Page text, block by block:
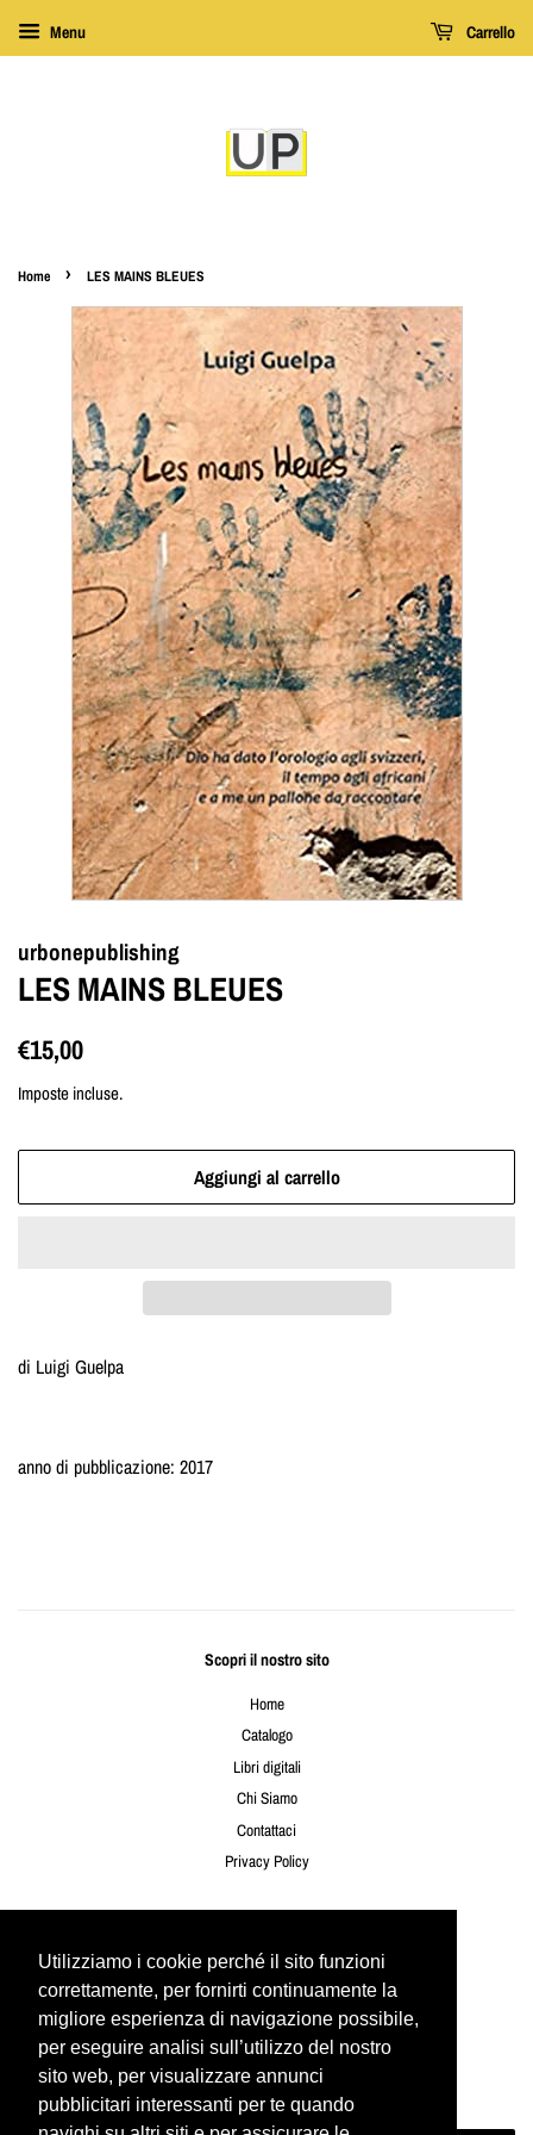
Utilizziamo i cookie perché il sito funzioni
correttamente, per fornirti continuamente la
migliore esperienza di navigazione possibile,
per eseguire analisi sull’utilizzo del nostro
sito web, per visualizzare annunci
pubblicitari interessanti per te quando
Utilizziamo i cookie perché il sito funzioni
correttamente, per fornirti continuamente la
migliore esperienza di navigazione possibile,
per eseguire analisi sull’utilizzo del nostro
sito web, per visualizzare annunci
pubblicitari interessanti per te quando
Menu Carrello
Home › LES MAINS BLEUES
urbonepublishing
LES MAINS BLEUES
Prezzo
listino
€15,00
Imposte incluse.
Aggiungi al carrello
di Luigi Guelpa
anno di pubblicazione: 2017
Scopri il nostro sito
Home
Catalogo
Libri digitali
Chi Siamo
Contattaci
Privacy Policy
Twitter FacebookInstagramYouTube
Newsletter
Iscriviti per ricevere le ultime offerte e novità!